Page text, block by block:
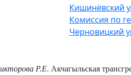
Кишинёвский
Комиссия по
Черновицкий
Р.Е. Акчагыльская